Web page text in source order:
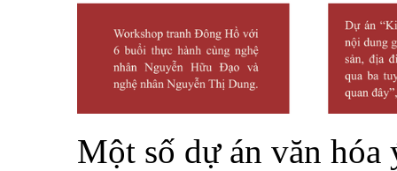
Một số dự án văn hóa